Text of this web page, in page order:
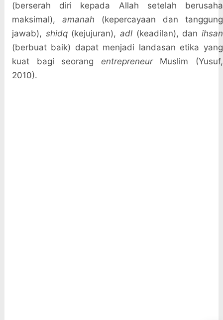
(berserah diri kepada Allah setelah berusaha
maksimal), amanah (kepercayaan dan tanggung
jawab), shidq(kejujuran), adl (keadilan), danihsan
(berbuat baik) dapat menjadi landasan etika yang
kuat bagi seorang entrepreneurMuslim (Yusuf,
2010).